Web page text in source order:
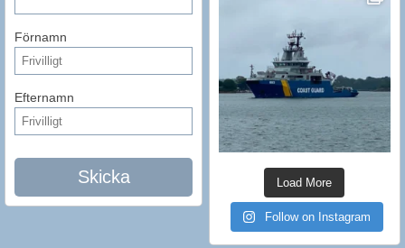
Förnamn
Efternamn
Skicka Load More
Follow on Instagram